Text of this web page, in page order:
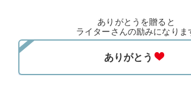
ありがとうを贈ると
ライターさんの励みになりま